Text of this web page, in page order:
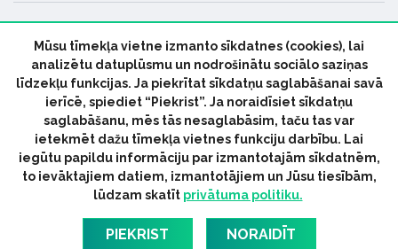
SŪTĪT
© 2026 parmuziku.lv, visas tiesības paturētas
ParMuziku.lv Mūzikas Ziņas
Industrijas Ziņas
Industrijas ABC
Mūzika Biznesam
Latvijas oficiālais
dziesmu TOPS
RIGaLIVE
Mūsu tīmekļa vietne izmanto sīkdatnes (cookies), lai
analizētu datuplūsmu un nodrošinātu sociālo saziņas
līdzekļu funkcijas. Ja piekrītat sīkdatņu saglabāšanai savā
ierīcē, spiediet “Piekrist”. Ja noraidīsiet sīkdatņu
saglabāšanu, mēs tās nesaglabāsim, taču tas var
ietekmēt dažu tīmekļa vietnes funkciju darbību. Lai
iegūtu papildu informāciju par izmantotajām sīkdatnēm,
to ievāktajiem datiem, izmantotājiem un Jūsu tiesībām,
lūdzam skatīt privātuma politiku.
PIEKRIST NORAIDĪT